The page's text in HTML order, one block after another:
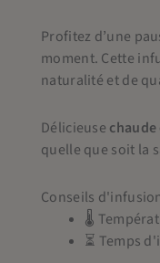
Profitez d’une
moment. Cette
naturalité et de
Délicieuse
quelle que soit la
Conseils
🌡
⏳ Temps